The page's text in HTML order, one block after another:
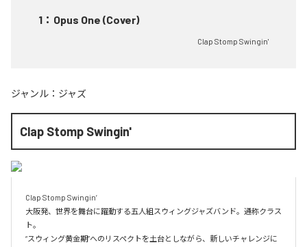
1 ： Opus One (Cover)
Clap Stomp Swingin'
ジャンル： ジャズ
Clap Stomp Swingin'
Clap Stomp Swingin’
大阪発、世界を舞台に躍動する五人組スウィングジャズバンド。通称クラス
ト。
“スウィング黄金期”へのリスペクトを土台としながら、新しいチャレンジに